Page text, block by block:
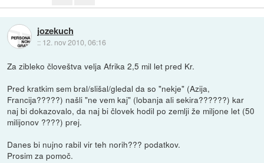
jozekuch
:: 12. nov 2010, 06:16
Za zibleko človeštva velja Afrika 2,5 mil let pred Kr.
Pred kratkim sem bral/slišal/gledal da so "nekje" (Azija,
Francija?????) našli "ne vem kaj" (lobanja ali sekira??????) kar
naj bi dokazovalo, da naj bi človek hodil po zemlji že miljone let (50
milijonov ????) prej.
Danes bi nujno rabil vir teh norih??? podatkov.
Prosim za pomoč.